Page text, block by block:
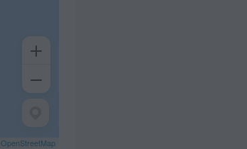
OpenStreetMap